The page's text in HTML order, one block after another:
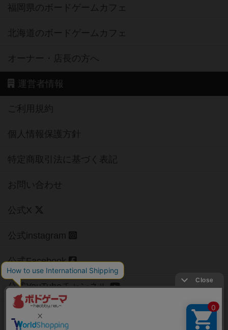
福岡県のボードゲームカフェ
北海道のボードゲームカフェ
オーナー・店長の方へ
運営者情報
ご利用規約
個人情報保護方針
特定商取引法に基づく表記
お問い合わせ
公式X
公式instagram
公式Facebook
公式YouTubeチャンネル